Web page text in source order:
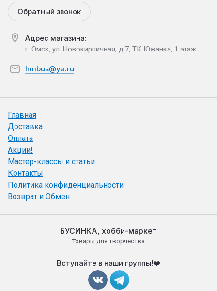
Обратный звонок
Адрес магазина:
г. Омск, ул. Новокирпичная, д.7, ТК Южанка, 1 этаж
hmbus@ya.ru
Главная
Доставка
Оплата
Акции!
Мастер-классы и статьи
Контакты
Политика конфиденциальности
Возврат и Обмен
БУСИНКА, хобби-маркет
Товары для творчества
Вступайте в наши группы!❤️